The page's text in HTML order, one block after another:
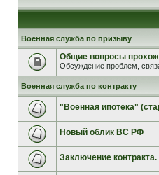
Военная служба по призыву
Общие вопросы
Обсуждение проблем,
Военная служба по контракту
"Военная ипотека"
Новый облик ВС РФ
Заключение